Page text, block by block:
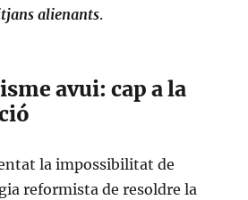
alienants.
avui: cap a la
la impossibilitat de
reformista de resoldre la